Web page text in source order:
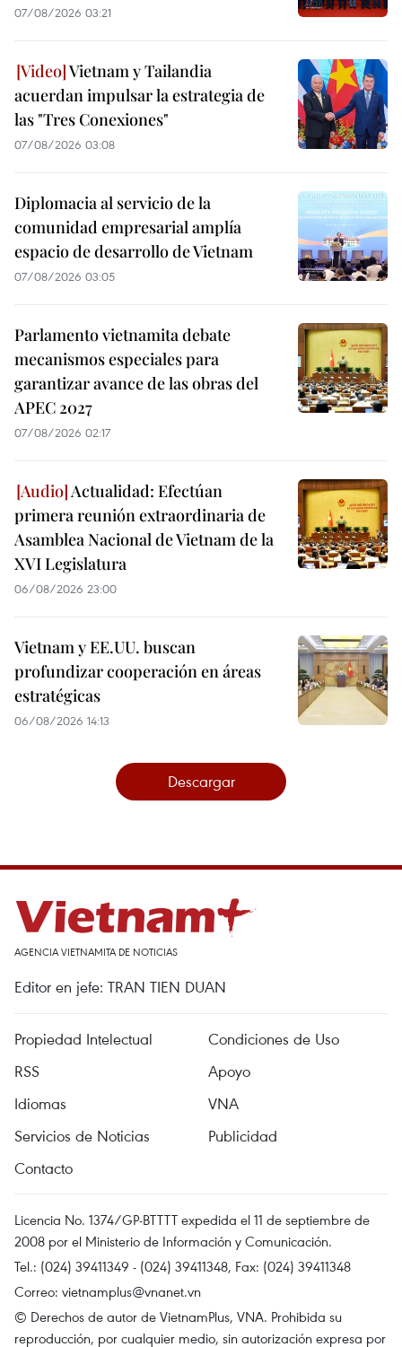
07/08/2026 03:21
Vietnam y Tailandia
acuerdan impulsar la estrategia de
las "Tres Conexiones"
07/08/2026 03:08
Diplomacia al servicio de la
comunidad empresarial amplía
espacio de desarrollo de Vietnam
07/08/2026 03:05
Parlamento vietnamita debate
mecanismos especiales para
garantizar avance de las obras del
APEC 2027
07/08/2026 02:17
Actualidad: Efectúan
primera reunión extraordinaria de
Asamblea Nacional de Vietnam de la
XVI Legislatura
06/08/2026 23:00
Vietnam y EE.UU. buscan
profundizar cooperación en áreas
estratégicas
06/08/2026 14:13
Descargar
AGENCIA VIETNAMITA DE NOTICIAS
Editor en jefe: TRAN TIEN DUAN
Propiedad Intelectual
Condiciones de Uso
RSS
Apoyo
Idiomas
VNA
Servicios de Noticias
Publicidad
Contacto
Licencia No. 1374/GP-BTTTT expedida el 11 de septiembre de
2008 por el Ministerio de Información y Comunicación.
Tel.: (024) 39411349 - (024) 39411348, Fax: (024) 39411348
Correo: vietnamplus@vnanet.vn
© Derechos de autor de VietnamPlus, VNA. Prohibida su
reproducción, por cualquier medio, sin autorización expresa por